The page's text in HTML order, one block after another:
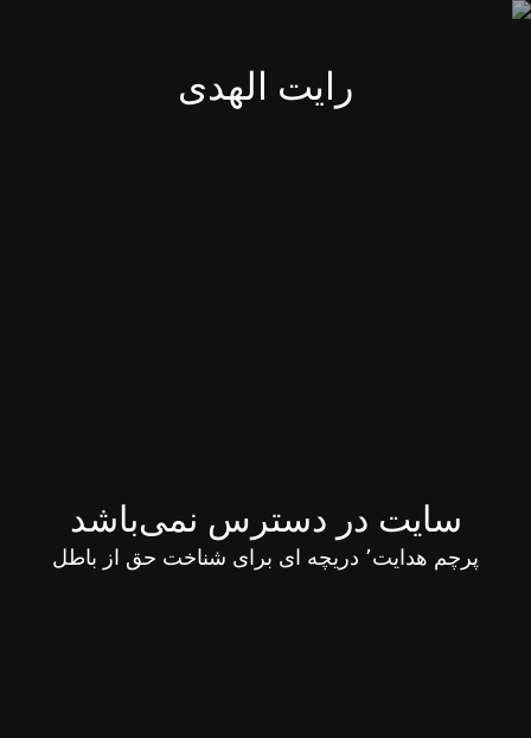
رایت الهدی
سایت در دسترس نمی‌باشد
پرچم هدایت٬ دریچه ای برای شناخت حق از باطل